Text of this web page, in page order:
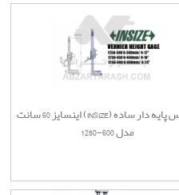
کولیس پایه دار ساده (INSIZE) اینسایز 60 سانت
مدل 600-1250